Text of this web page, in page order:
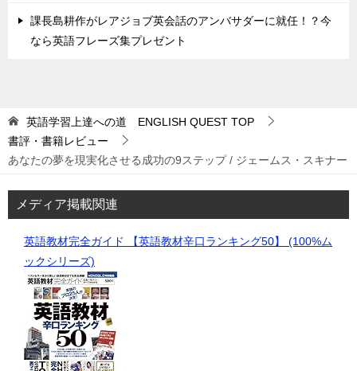
課長島耕作がレアジョブ英会話のアンバサダーに就任！？今
なら英語フレーズ集プレゼント
英語学習上達への道 ENGLISH QUEST TOP
書評・書籍レビュー
あなたの夢を現実化させる成功の9ステップ / ジェームス・スキナー
メディア掲載関連
英語教材完全ガイド 【英語教材辛口ランキング50】 (100%ム
ックシリーズ)